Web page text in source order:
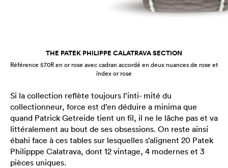
THE PATEK PHILIPPE CALATRAVA SECTION
Référence 570R en or rose avec cadran accordé en deux nuances de rose et
index or rose
Si la collection reflète toujours l’inti- mité du
collectionneur, force est d’en déduire a minima que
quand Patrick Getreide tient un fil, il ne le lâche pas et va
littéralement au bout de ses obsessions. On reste ainsi
ébahi face à ces tables sur lesquelles s’alignent 20 Patek
Philipppe Calatrava, dont 12 vintage, 4 modernes et 3
pièces uniques.